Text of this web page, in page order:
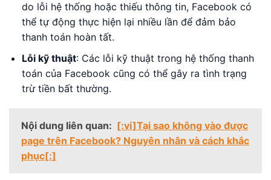
do lỗi hệ thống hoặc thiếu thông tin, Facebook có
thể tự động thực hiện lại nhiều lần để đảm bảo
thanh toán hoàn tất.
Lỗi kỹ thuật: Các lỗi kỹ thuật trong hệ thống thanh
toán của Facebook cũng có thể gây ra tình trạng
trừ tiền bất thường.
Nội dung liên quan: [:vi]Tại sao không vào được
page trên Facebook? Nguyên nhân và cách khắc
phục[:]